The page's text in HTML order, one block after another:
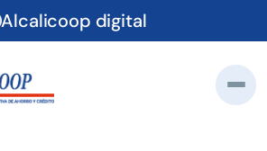
Alcalicoop digital